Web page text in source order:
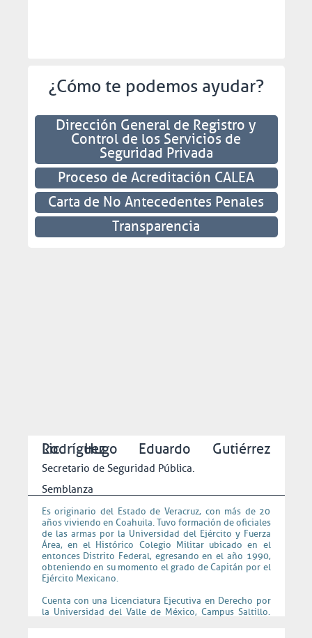
¿Cómo te podemos ayudar?
Dirección General de Registro y
Control de los Servicios de
Seguridad Privada
Proceso de Acreditación CALEA
Carta de No Antecedentes Penales
Transparencia
Lic. Hugo Eduardo Gutiérrez Rodríguez
Secretario de Seguridad Pública.
Semblanza
Es originario del Estado de Veracruz, con más de 20
años viviendo en Coahuila. Tuvo formación de oficiales
de las armas por la Universidad del Ejército y Fuerza
Área, en el Histórico Colegio Militar ubicado en el
entonces Distrito Federal, egresando en el año 1990,
obteniendo en su momento el grado de Capitán por el
Ejército Mexicano.
Cuenta con una Licenciatura Ejecutiva en Derecho por
la Universidad del Valle de México, Campus Saltillo.